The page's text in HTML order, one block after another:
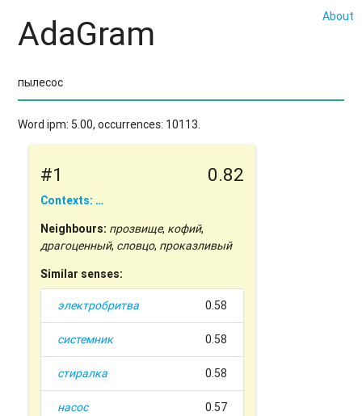
About
AdaGram
Word ipm: 5.00, occurrences: 10113.
#1 0.82
Contexts: …
Neighbours: прозвище, кофий,
драгоценный, словцо, проказливый
Similar senses:
электробритва 0.58
системник 0.58
стиралка 0.58
насос 0.57